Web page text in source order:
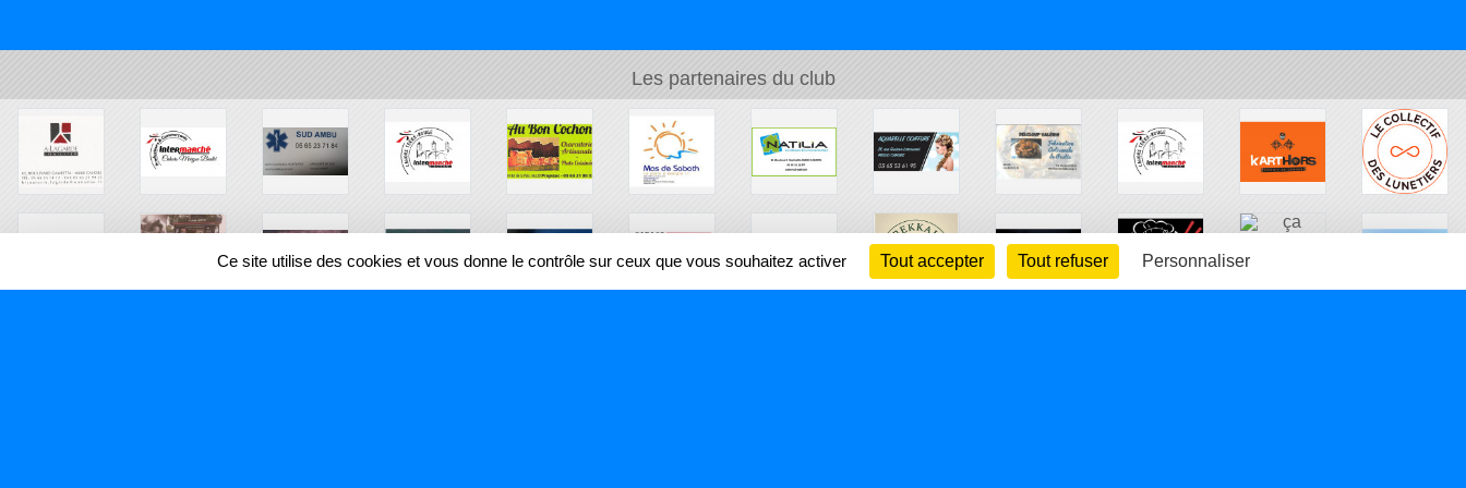
Les partenaires du club
Ce site utilise des cookies et vous donne le contrôle sur ceux que vous souhaitez activer Tout accepter Tout refuser Personnaliser